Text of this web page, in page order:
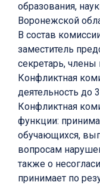
образования,
Воронежской
В состав
заместитель
секретарь, члены
Конфликтная
деятельность до
Конфликтная
функции:
обучающихся,
вопросам
также о
принимает по